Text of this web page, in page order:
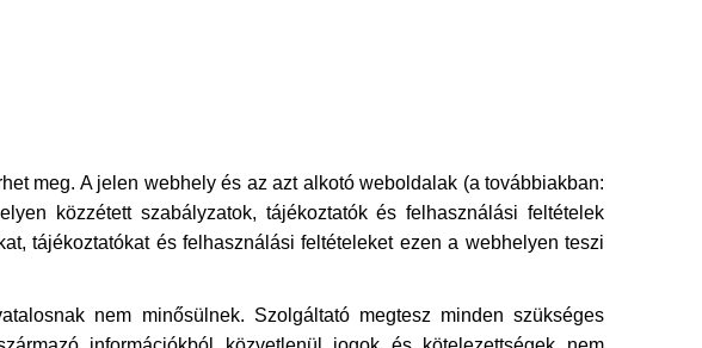
meg. A jelen webhely és az azt alkotó weboldalak (a továbbiakban:
közzétett szabályzatok, tájékoztatók és felhasználási feltételek
tájékoztatókat és felhasználási feltételeket ezen a webhelyen teszi
nem minősülnek. Szolgáltató megtesz minden szükséges